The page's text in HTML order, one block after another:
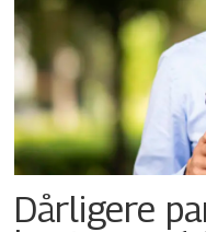
Dårligere